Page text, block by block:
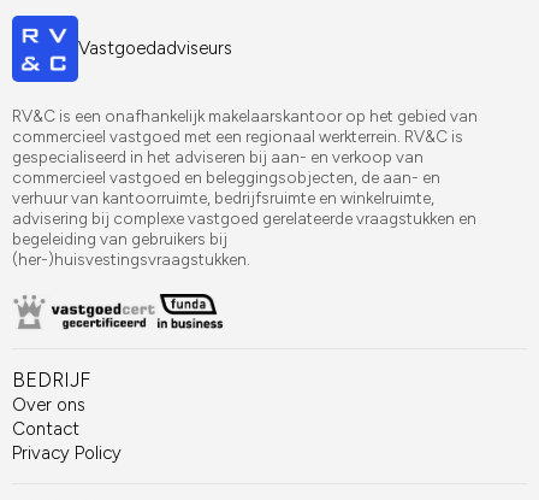
Vastgoedadviseurs
RV&C is een onafhankelijk makelaarskantoor op het gebied van
commercieel vastgoed met een regionaal werkterrein. RV&C is
gespecialiseerd in het adviseren bij aan- en verkoop van
commercieel vastgoed en beleggingsobjecten, de aan- en
verhuur van kantoorruimte, bedrijfsruimte en winkelruimte,
advisering bij complexe vastgoed gerelateerde vraagstukken en
begeleiding van gebruikers bij
(her-)huisvestingsvraagstukken.
BEDRIJF
Over ons
Contact
Privacy Policy